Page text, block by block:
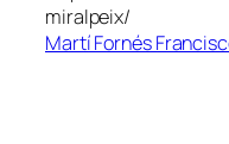
miralpeix/
Martí Fornés